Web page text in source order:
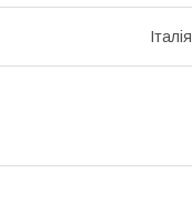
Італія